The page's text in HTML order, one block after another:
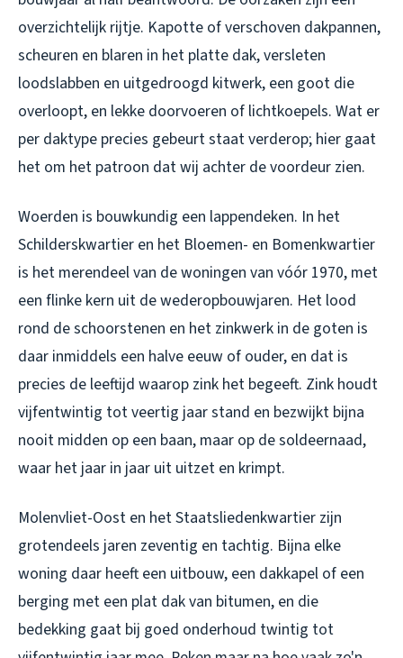
overzichtelijk rijtje. Kapotte of verschoven dakpannen,
scheuren en blaren in het platte dak, versleten
loodslabben en uitgedroogd kitwerk, een goot die
overloopt, en lekke doorvoeren of lichtkoepels. Wat er
per daktype precies gebeurt staat verderop; hier gaat
het om het patroon dat wij achter de voordeur zien.
Woerden is bouwkundig een lappendeken. In het
Schilderskwartier en het Bloemen- en Bomenkwartier
is het merendeel van de woningen van vóór 1970, met
een flinke kern uit de wederopbouwjaren. Het lood
rond de schoorstenen en het zinkwerk in de goten is
daar inmiddels een halve eeuw of ouder, en dat is
precies de leeftijd waarop zink het begeeft. Zink houdt
vijfentwintig tot veertig jaar stand en bezwijkt bijna
nooit midden op een baan, maar op de soldeernaad,
waar het jaar in jaar uit uitzet en krimpt.
Molenvliet-Oost en het Staatsliedenkwartier zijn
grotendeels jaren zeventig en tachtig. Bijna elke
woning daar heeft een uitbouw, een dakkapel of een
berging met een plat dak van bitumen, en die
bedekking gaat bij goed onderhoud twintig tot